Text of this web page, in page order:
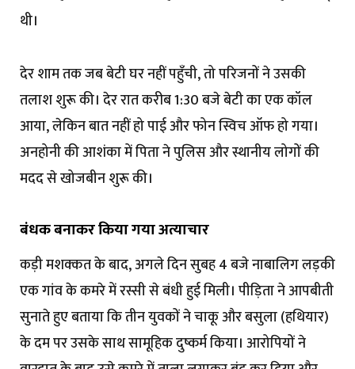
थी।
देर शाम तक जब बेटी घर नहीं पहुँची, तो परिजनों ने उसकी
तलाश शुरू की। देर रात करीब 1:30 बजे बेटी का एक कॉल
आया, लेकिन बात नहीं हो पाई और फोन स्विच ऑफ हो गया।
अनहोनी की आशंका में पिता ने पुलिस और स्थानीय लोगों की
मदद से खोजबीन शुरू की।
बंधक बनाकर किया गया अत्याचार
कड़ी मशक्कत के बाद, अगले दिन सुबह 4 बजे नाबालिग लड़की
एक गांव के कमरे में रस्सी से बंधी हुई मिली। पीड़िता ने आपबीती
सुनाते हुए बताया कि तीन युवकों ने चाकू और बसुला (हथियार)
के दम पर उसके साथ सामूहिक दुष्कर्म किया। आरोपियों ने